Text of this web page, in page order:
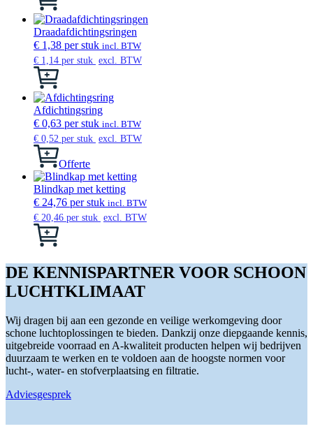
heeft
meerdere
variaties.
Deze
optie
gekozen
worden
op
de
productpagina
Draadafdichtingsringen
€ 1,38 per stuk incl. BTW
€ 1,14 per stuk excl. BTW
Dit
heeft
meerdere
variaties.
Deze
optie
kan
gekozen
worden
op
de
productpagina
Afdichtingsring
€ 0,63 per stuk incl. BTW
€ 0,52 per stuk excl. BTW
Offerte
Blindkap met ketting
€ 24,76 per stuk incl. BTW
€ 20,46 per stuk excl. BTW
Dit
meerdere
variaties.
Deze
kan
gekozen
worden
op
de
productpagina
DE KENNISPARTNER VOOR SCHOON
LUCHTKLIMAAT
Wij dragen bij aan een gezonde en veilige werkomgeving door
schone luchtoplossingen te bieden. Dankzij onze diepgaande kennis,
uitgebreide voorraad en A-kwaliteit producten helpen wij bedrijven
duurzaam te werken en te voldoen aan de hoogste normen voor
lucht-, water- en stofverplaatsing en filtratie.
Adviesgesprek